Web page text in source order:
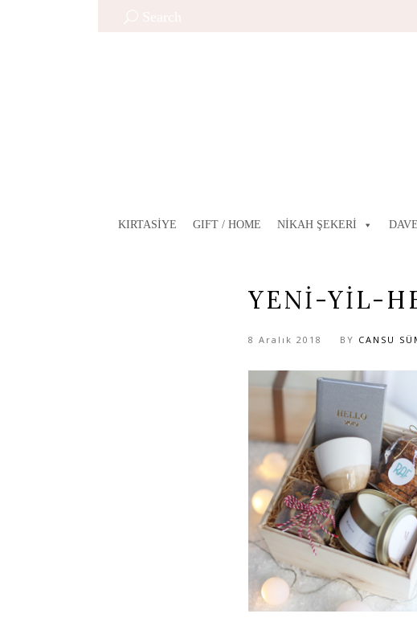
KIRTASIYE GIFT / HOME NIKAH ŞEKERI
YENI-YIL-
8 Aralık 2018 BY CANSU